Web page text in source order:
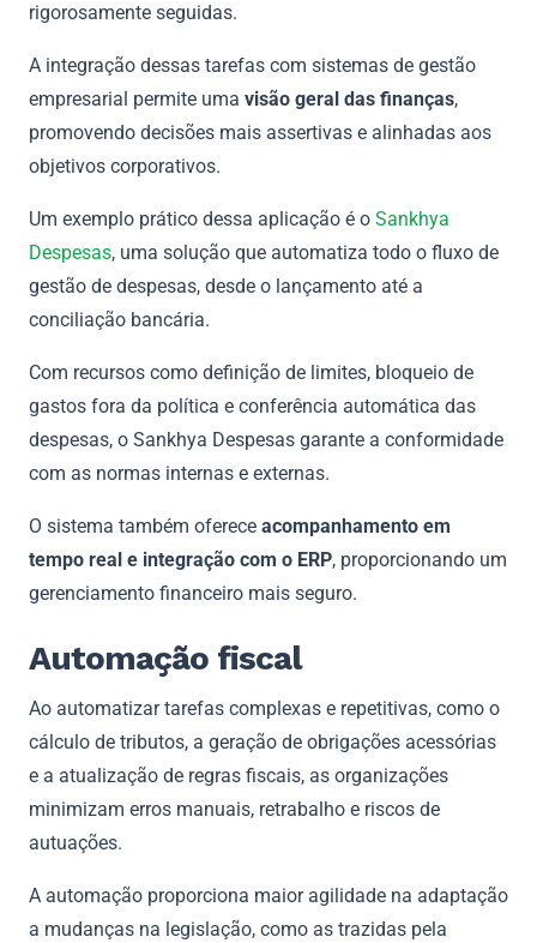
rigorosamente seguidas.
A integração dessas tarefas com sistemas de gestão
empresarial permite uma visão geral das finanças,
promovendo decisões mais assertivas e alinhadas aos
objetivos corporativos.
Um exemplo prático dessa aplicação é o Sankhya
Despesas, uma solução que automatiza todo o fluxo de
gestão de despesas, desde o lançamento até a
conciliação bancária.
Com recursos como definição de limites, bloqueio de
gastos fora da política e conferência automática das
despesas, o Sankhya Despesas garante a conformidade
com as normas internas e externas.
O sistema também oferece acompanhamento em
tempo real e integração com o ERP, proporcionando um
gerenciamento financeiro mais seguro.
Automação fiscal
Ao automatizar tarefas complexas e repetitivas, como o
cálculo de tributos, a geração de obrigações acessórias
e a atualização de regras fiscais, as organizações
minimizam erros manuais, retrabalho e riscos de
autuações.
A automação proporciona maior agilidade na adaptação
a mudanças na legislação, como as trazidas pela